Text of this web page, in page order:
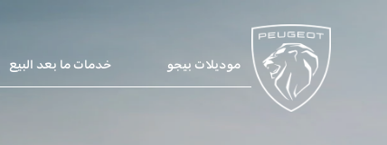
موديلات بيجو خدمات ما بعد البيع